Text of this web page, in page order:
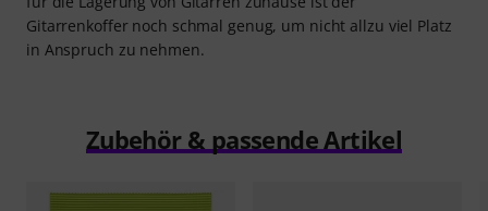
Gitarrenkoffer noch schmal genug, um nicht allzu viel Platz
in Anspruch zu nehmen.
Zubehör & passende Artikel